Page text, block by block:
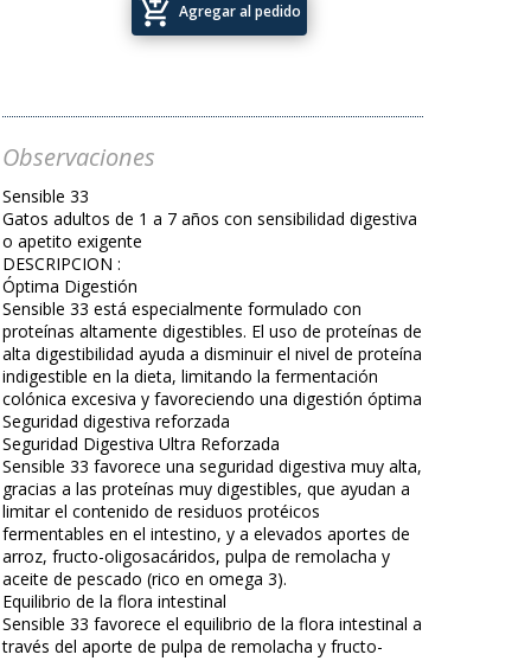
add_shopping_cart Agregar al pedido
Observaciones
Sensible 33
Gatos adultos de 1 a 7 años con sensibilidad digestiva
o apetito exigente
DESCRIPCION :
Óptima Digestión
Sensible 33 está especialmente formulado con
proteínas altamente digestibles. El uso de proteínas de
alta digestibilidad ayuda a disminuir el nivel de proteína
indigestible en la dieta, limitando la fermentación
colónica excesiva y favoreciendo una digestión óptima
Seguridad digestiva reforzada
Seguridad Digestiva Ultra Reforzada
Sensible 33 favorece una seguridad digestiva muy alta,
gracias a las proteínas muy digestibles, que ayudan a
limitar el contenido de residuos protéicos
fermentables en el intestino, y a elevados aportes de
arroz, fructo-oligosacáridos, pulpa de remolacha y
aceite de pescado (rico en omega 3).
Equilibrio de la flora intestinal
Sensible 33 favorece el equilibrio de la flora intestinal a
través del aporte de pulpa de remolacha y fructo-